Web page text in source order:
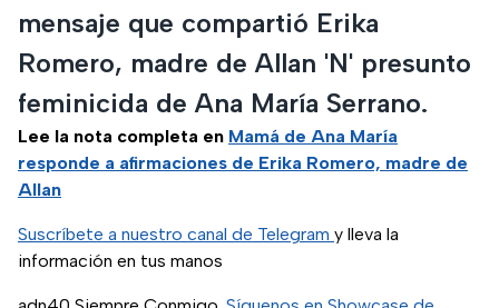
mensaje que compartió Erika
Romero, madre de Allan 'N' presunto
feminicida de Ana María Serrano.
Lee la nota completa en Mamá de Ana María
responde a afirmaciones de Erika Romero, madre de
Allan
Suscríbete a nuestro canal de Telegram y lleva la
información en tus manos